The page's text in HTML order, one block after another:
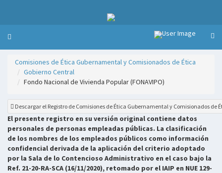
Comisiones de Ética Gubernamental y Comisionados de Ética
Gobierno Central
Fondo Nacional de Vivienda Popular (FONAVIPO)
Descargar el Registro de Comisiones de Ética Gubernamental y Comisionados de
El presente registro en su versión original contiene datos
personales de personas empleadas públicas. La clasificación
de los nombres de los empleados públicos como información
confidencial derivada de la aplicación del criterio adoptado
por la Sala de lo Contencioso Administrativo en el caso bajo la
Ref. 21-20-RA-SCA (16/11/2020), retomado por el IAIP en NUE 129-